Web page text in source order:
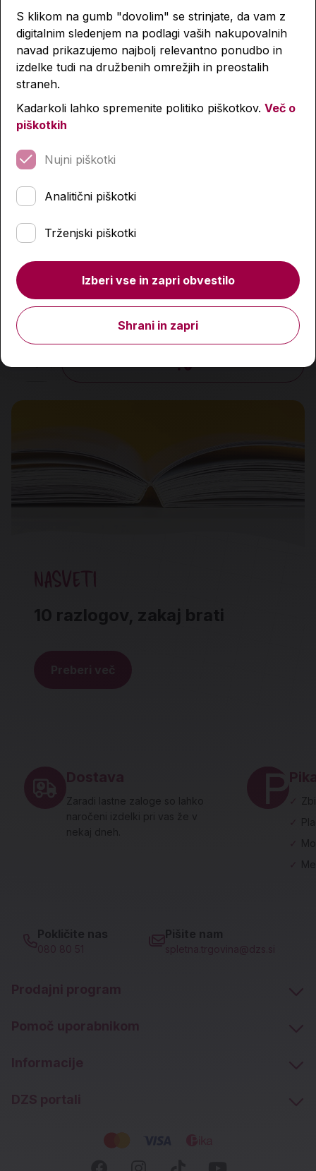
Neizbežno: znotraj Pentagonovega lova na NLP
32,40 €
Količina
NASVETI
10 razlogov, zakaj brati
Preberi več
Dostava
Zaradi lastne zaloge so lahko
naročeni izdelki pri vas že v
nekaj dneh.
Pokličite nas
080 80 51
Pišite nam
spletna.trgovina@dzs.si
Prodajni program
Pomoč uporabnikom
Informacije
DZS portali
S klikom na gumb "dovolim" se strinjate, da vam z
digitalnim sledenjem na podlagi vaših nakupovalnih
navad prikazujemo najbolj relevantno ponudbo in
izdelke tudi na družbenih omrežjih in preostalih
straneh.
Kadarkoli lahko spremenite politiko piškotkov. Več o
piškotkih
Nujni piškotki
Analitični piškotki
Trženjski piškotki
Izberi vse in zapri obvestilo
Shrani in zapri